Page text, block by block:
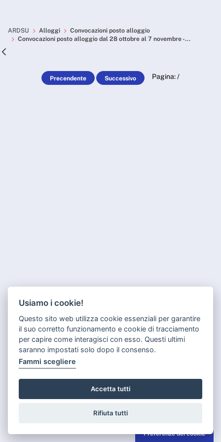
Convocazioni posto
ARDSU Alloggi
Convocazioni posto alloggio
Convocazioni posto alloggio dal 28 ottobre al 7 novembre -...
Precendente Successivo Pagina:/
Usiamo i cookie!
Questo sito web utilizza cookie essenziali per garantire
il suo corretto funzionamento e cookie di tracciamento
per capire come interagisci con esso. Questi ultimi
saranno impostati solo dopo il consenso.
Fammi scegliere
Accetta tutti
Rifiuta tutti